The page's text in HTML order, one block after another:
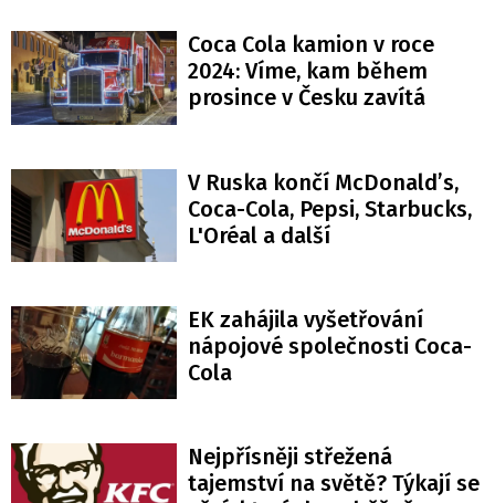
Coca Cola kamion v roce
2024: Víme, kam během
prosince v Česku zavítá
V Ruska končí McDonald’s,
Coca-Cola, Pepsi, Starbucks,
L'Oréal a další
EK zahájila vyšetřování
nápojové společnosti Coca-
Cola
Nejpřísněji střežená
tajemství na světě? Týkají se